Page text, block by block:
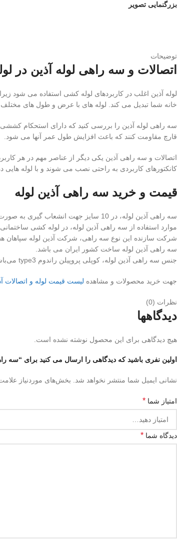
بزرگنمایی تصویر
توضیحات
اتصالات و سه راهی لوله آذین در
لوله آذین اغلب در کاربردهای لوله کشی استفاده می شود
خانه شما تبدیل می کند. لوله های با عرض و طول های مختلف
سه راهی لوله آذین را بررسی کنید که دارای استحکام کششی
قارچ مقاومت کنند که باعث افزایش طول عمر آنها می شود.
اتصالات و سه راهی آذین یکی دیگر از عناصر مهم در هر
کانکتورهای کاربردی به راحتی نصب می شوند و با لوله هایی
قیمت و خرید سه راهی آذین لوله
سه راهی آذین لوله، در 10 سایز جهت انشعاب گیری به صورت زیر کار و روکار در سیستم های لوله کشی استفاده می‌شود.
موارد استفاده از سه راهی آذین لوله، در لوله کشی
شرکت سازنده این نوع سه راهی، شرکت آذین لوله سپاهان
سه راهی آذین لوله ساخت کشور ایران می باشد.
جنس سه راهی آذین لوله، کوپلی پروپیلن راندوم type3 می‌باشد.
جهت خرید محصولات و مشاهده لیست قیمت لوله و اتصالات
نظرات (0)
دیدگاهها
هیچ دیدگاهی برای این محصول نوشته نشده است.
اولین نفری باشید که دیدگاهی را ارسال می کنید برای “سه
نشانی ایمیل شما منتشر نخواهد شد. بخش‌های موردنیاز
امتیاز شما *
دیدگاه شما *